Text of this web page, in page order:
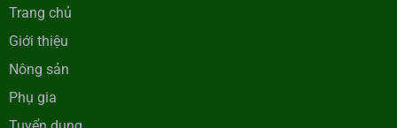
Trang chủ
Giới thiệu
Nông sản
Phụ gia